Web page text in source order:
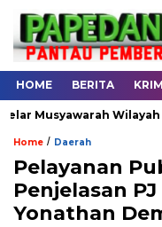
HOME BERITA
Wilayah
Home / Daerah
Pelayanan
Penjelasan
Yonathan
.